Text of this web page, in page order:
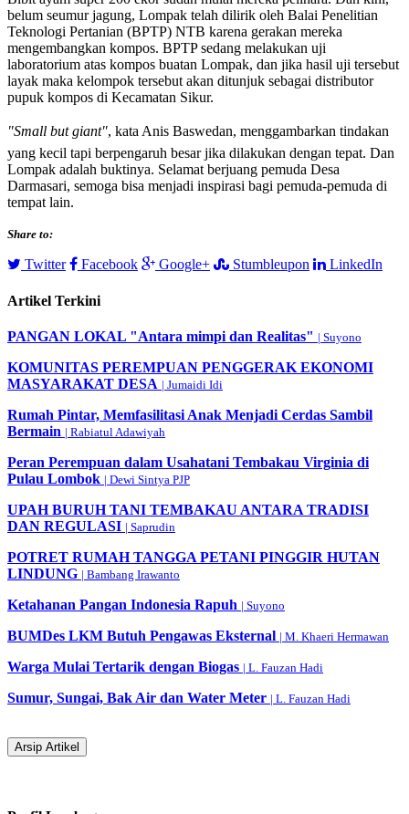
belum seumur jagung, Lompak telah dilirik oleh Balai Penelitian
Teknologi Pertanian (BPTP) NTB karena gerakan mereka
mengembangkan kompos. BPTP sedang melakukan uji
laboratorium atas kompos buatan Lompak, dan jika hasil uji tersebut
layak maka kelompok tersebut akan ditunjuk sebagai distributor
pupuk kompos di Kecamatan Sikur.
"Small but giant", kata Anis Baswedan, menggambarkan tindakan
yang kecil tapi berpengaruh besar jika dilakukan dengan tepat. Dan
Lompak adalah buktinya. Selamat berjuang pemuda Desa
Darmasari, semoga bisa menjadi inspirasi bagi pemuda-pemuda di
tempat lain.
Share to:
Twitter Facebook Google+ Stumbleupon LinkedIn
Artikel Terkini
PANGAN LOKAL "Antara mimpi dan Realitas" | Suyono
KOMUNITAS PEREMPUAN PENGGERAK EKONOMI
MASYARAKAT DESA | Jumaidi Idi
Rumah Pintar, Memfasilitasi Anak Menjadi Cerdas Sambil
Bermain | Rabiatul Adawiyah
Peran Perempuan dalam Usahatani Tembakau Virginia di
Pulau Lombok | Dewi Sintya PJP
UPAH BURUH TANI TEMBAKAU ANTARA TRADISI
DAN REGULASI | Saprudin
POTRET RUMAH TANGGA PETANI PINGGIR HUTAN
LINDUNG | Bambang Irawanto
Ketahanan Pangan Indonesia Rapuh | Suyono
BUMDes LKM Butuh Pengawas Eksternal | M. Khaeri Hermawan
Warga Mulai Tertarik dengan Biogas | L. Fauzan Hadi
Sumur, Sungai, Bak Air dan Water Meter | L. Fauzan Hadi
Arsip Artikel